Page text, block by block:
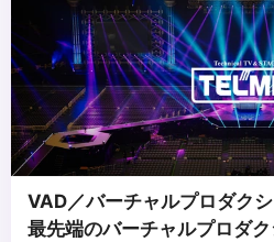
VAD／バーチャルプロダク
最先端のバーチャルプロダ